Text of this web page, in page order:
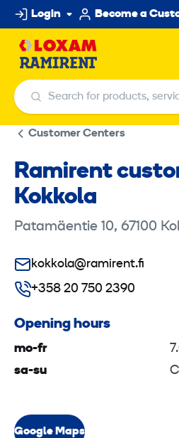
Skip
to
content
Login Become a
Search for products, services and
Search for products, services and
Customer Centers
Ramirent
Kokkola
Patamäentie 10, 67100
kokkola@ramirent.fi
+358 20 750 2390
Opening hours
mo-fr
sa-su
Google Maps